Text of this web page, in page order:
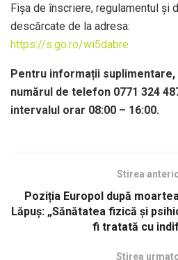
Fișa de înscriere, regulamentul și
descărcate de la adresa:
https://s.go.ro/wi5dabre
Pentru informații
numărul de telefon 0771 324
intervalul orar 08:00 – 16:00.
Stirea
Poziția Europol după
Lăpuș: „Sănătatea fizică și
fi tratată cu
Stirea